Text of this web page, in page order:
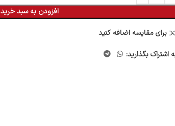
افزودن به سبد خرید
برای مقایسه اضافه کنید
اشتراک بگذارید: